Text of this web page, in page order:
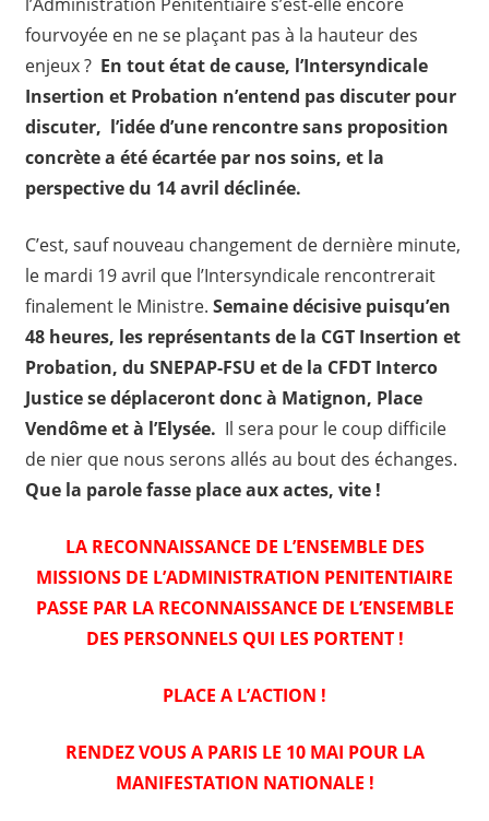
fourvoyée en ne se plaçant pas à la hauteur des
enjeux ? En tout état de cause, l’Intersyndicale
Insertion et Probation n’entend pas discuter pour
discuter, l’idée d’une rencontre sans proposition
concrète a été écartée par nos soins, et la
perspective du 14 avril déclinée.
C’est, sauf nouveau changement de dernière minute,
le mardi 19 avril que l’Intersyndicale rencontrerait
finalement le Ministre. Semaine décisive puisqu’en
48 heures, les représentants de la CGT Insertion et
Probation, du SNEPAP-FSU et de la CFDT Interco
Justice se déplaceront donc à Matignon, Place
Vendôme et à l’Elysée. Il sera pour le coup difficile
de nier que nous serons allés au bout des échanges.
Que la parole fasse place aux actes, vite !
LA RECONNAISSANCE DE L’ENSEMBLE DES
MISSIONS DE L’ADMINISTRATION PENITENTIAIRE
PASSE PAR LA RECONNAISSANCE DE L’ENSEMBLE
DES PERSONNELS QUI LES PORTENT !
PLACE A L’ACTION !
RENDEZ VOUS A PARIS LE 10 MAI POUR LA
MANIFESTATION NATIONALE !